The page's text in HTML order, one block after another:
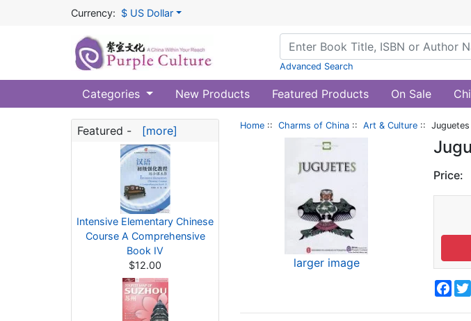
Currency: $ US Dollar
Advanced Search
Categories New Products Featured Products On Sale
Featured - [more]
Intensive Elementary Chinese
Course A Comprehensive
Book IV
$12.00
Home :: Charms of China :: Art & Culture :: Juguetes
larger image
Price: